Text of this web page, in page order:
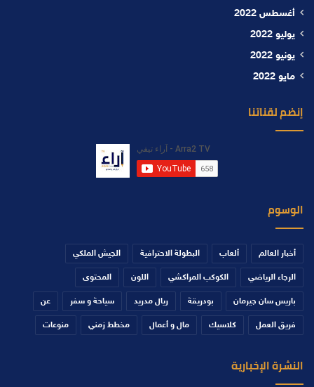
أغسطس 2022
يوليو 2022
يونيو 2022
مايو 2022
إنضم لقناتنا
الوسوم
أخبار العالم ألعاب البطولة الاحترافية الجيش الملكي
الرجاء الرياضي الكوكب المراكشي اللون المحتوى
باريس سان جيرمان بودريقة ريال مدريد سياحة و سفر عن
فريق العمل كلاسيك مال و أعمال مخطط زمني منوعات
النشرة الإخبارية